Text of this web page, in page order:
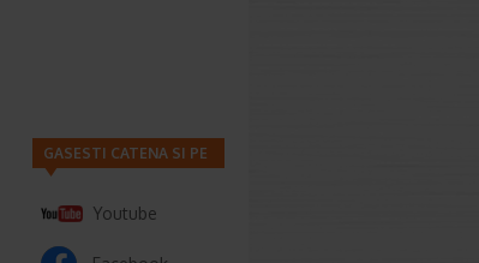
GASESTI CATENA SI PE
Youtube